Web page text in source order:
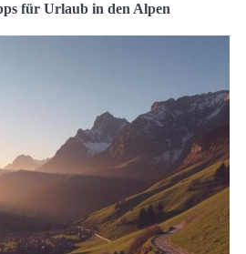
für Urlaub in den Alpen